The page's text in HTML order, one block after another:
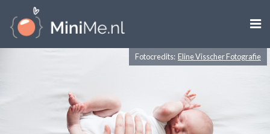

Fotocredits: Eline Visscher Fotografie